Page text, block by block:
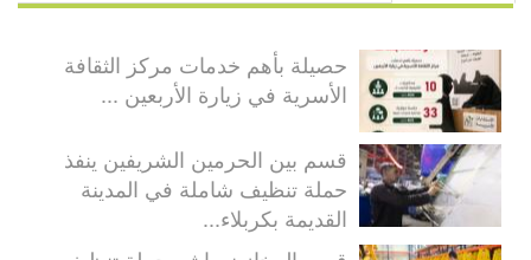
حصيلة بأهم خدمات مركز الثقافة
الأسرية في زيارة الأربعين ...
قسم بين الحرمين الشريفين ينفذ
حملة تنظيف شاملة في المدينة
القديمة بكربلاء...